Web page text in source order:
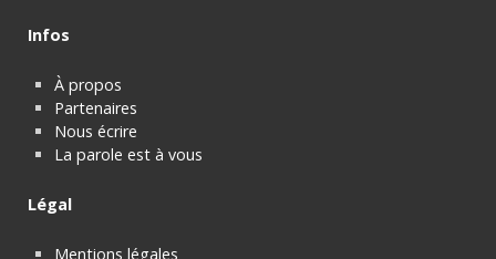
Infos
À propos
Partenaires
Nous écrire
La parole est à vous
Légal
Mentions légales